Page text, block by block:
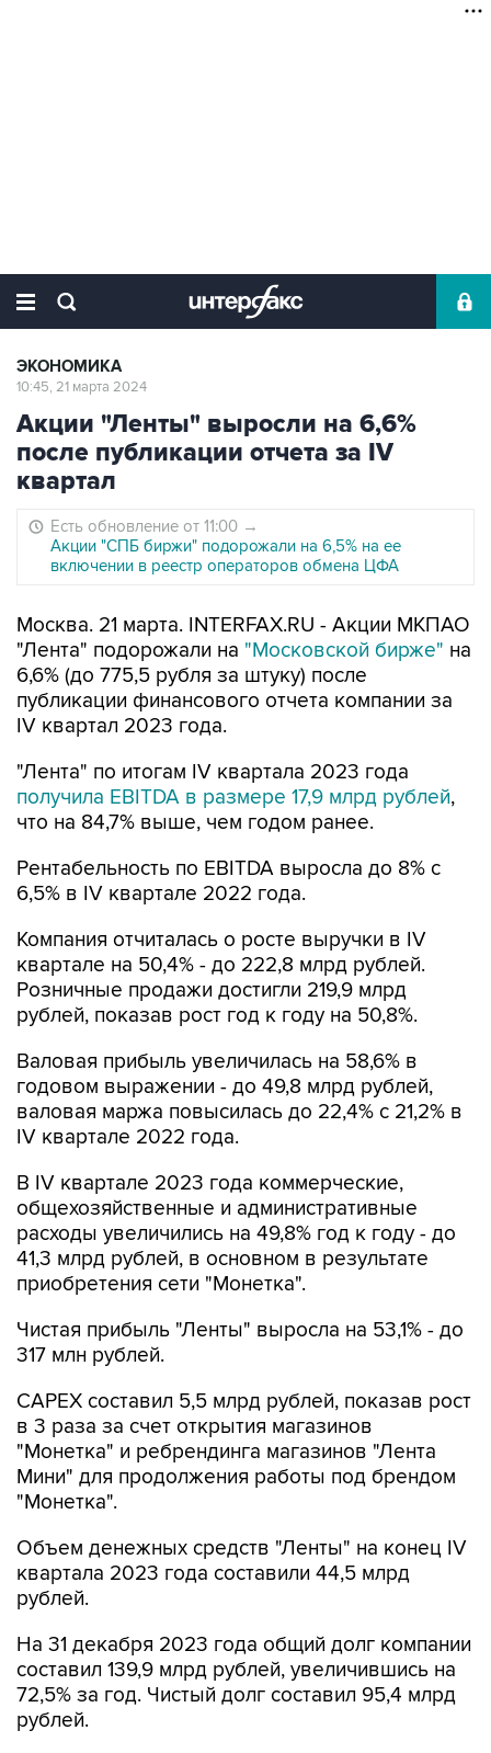
ЭКОНОМИКА
10:45, 21 марта 2024
Акции "Ленты" выросли на 6,6%
после публикации отчета за IV
квартал
Есть обновление от 11:00 →
Акции "СПБ биржи" подорожали на 6,5% на ее
включении в реестр операторов обмена ЦФА
Москва. 21 марта. INTERFAX.RU - Акции МКПАО
"Лента" подорожали на "Московской бирже" на
6,6% (до 775,5 рубля за штуку) после
публикации финансового отчета компании за
IV квартал 2023 года.
"Лента" по итогам IV квартала 2023 года
получила EBITDA в размере 17,9 млрд рублей,
что на 84,7% выше, чем годом ранее.
Рентабельность по EBITDA выросла до 8% с
6,5% в IV квартале 2022 года.
Компания отчиталась о росте выручки в IV
квартале на 50,4% - до 222,8 млрд рублей.
Розничные продажи достигли 219,9 млрд
рублей, показав рост год к году на 50,8%.
Валовая прибыль увеличилась на 58,6% в
годовом выражении - до 49,8 млрд рублей,
валовая маржа повысилась до 22,4% с 21,2% в
IV квартале 2022 года.
В IV квартале 2023 года коммерческие,
общехозяйственные и административные
расходы увеличились на 49,8% год к году - до
41,3 млрд рублей, в основном в результате
приобретения сети "Монетка".
Чистая прибыль "Ленты" выросла на 53,1% - до
317 млн рублей.
CAPEX составил 5,5 млрд рублей, показав рост
в 3 раза за счет открытия магазинов
"Монетка" и ребрендинга магазинов "Лента
Мини" для продолжения работы под брендом
"Монетка".
Объем денежных средств "Ленты" на конец IV
квартала 2023 года составили 44,5 млрд
рублей.
На 31 декабря 2023 года общий долг компании
составил 139,9 млрд рублей, увеличившись на
72,5% за год. Чистый долг составил 95,4 млрд
рублей.